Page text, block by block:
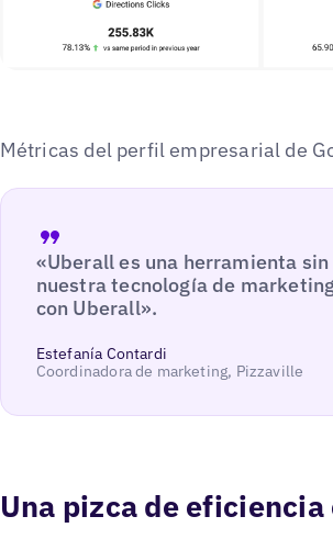
Métricas del perfil empresarial de
«Uberall es una herramienta
nuestra tecnología de
con Uberall».
Estefanía Contardi
Coordinadora de marketing, Pizzaville
Una pizca de